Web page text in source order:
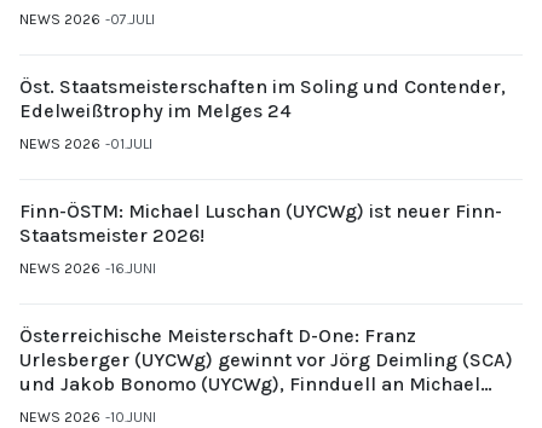
NEWS 2026 07.JULI
Öst. Staatsmeisterschaften im Soling und Contender,
Edelweißtrophy im Melges 24
NEWS 2026 01.JULI
Finn-ÖSTM: Michael Luschan (UYCWg) ist neuer Finn-
Staatsmeister 2026!
NEWS 2026 16.JUNI
Österreichische Meisterschaft D-One: Franz
Urlesberger (UYCWg) gewinnt vor Jörg Deimling (SCA)
und Jakob Bonomo (UYCWg), Finnduell an Michael
Gubi (UYCMo)
NEWS 2026 10.JUNI